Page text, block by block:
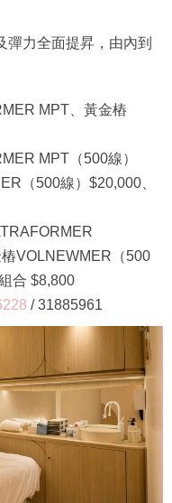
彈力全面提昇，由內到
MPT、黃金樁
MPT（500線）
（500線）$20,000、
VOLNEWMER（500
合 $8,800
/ 31885961